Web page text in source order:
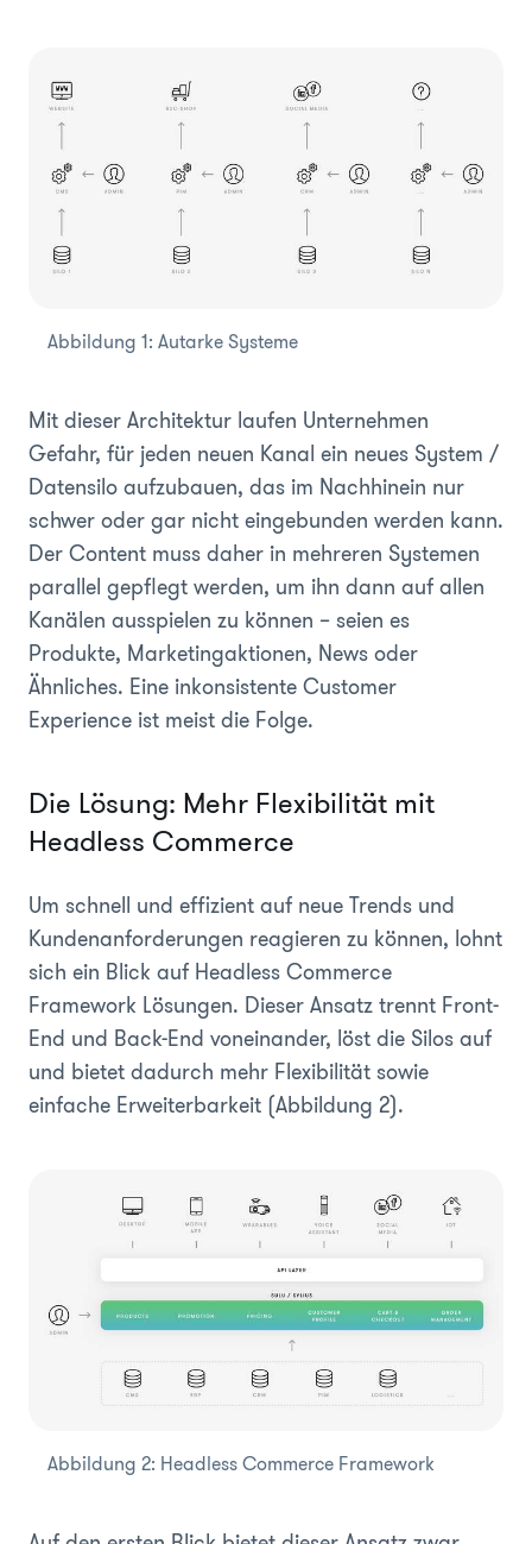
Abbildung 1: Autarke Systeme
Mit dieser Architektur laufen Unternehmen
Gefahr, für jeden neuen Kanal ein neues System /
Datensilo aufzubauen, das im Nachhinein nur
schwer oder gar nicht eingebunden werden kann.
Der Content muss daher in mehreren Systemen
parallel gepflegt werden, um ihn dann auf allen
Kanälen ausspielen zu können – seien es
Produkte, Marketingaktionen, News oder
Ähnliches. Eine inkonsistente Customer
Experience ist meist die Folge.
Die Lösung: Mehr Flexibilität mit
Headless Commerce
Um schnell und effizient auf neue Trends und
Kundenanforderungen reagieren zu können, lohnt
sich ein Blick auf Headless Commerce
Framework Lösungen. Dieser Ansatz trennt Front-
End und Back-End voneinander, löst die Silos auf
und bietet dadurch mehr Flexibilität sowie
einfache Erweiterbarkeit (Abbildung 2).
Abbildung 2: Headless Commerce Framework